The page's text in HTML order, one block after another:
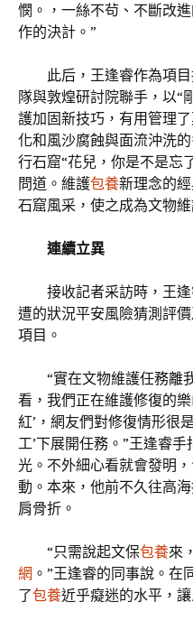
憫。，一絲不茍、不斷改
作的決計。”
此后，王逢睿作為項
隊與敦煌研討院聯手，以“
護加固新技巧，有用管理
化和風沙腐蝕與面流沖洗
行石窟“花兒，你是不是忘
問道。維護包養新理念的
石窟風采，使之成為文物
連續立異
接收記者采訪時，王
遭的狀況平安風險猜測評
項目。
“實在文物維護任務離
看，我們正在維護修復的
紅’，網友們對修復情形很
工’下展開任務。”王逢睿
光。不外細心看就會發明，
動。本來，他前不久往高
肩骨折。
“只需說起文保包養來
網 。”王逢睿的同事說。在
了包養近乎癡迷的水平，